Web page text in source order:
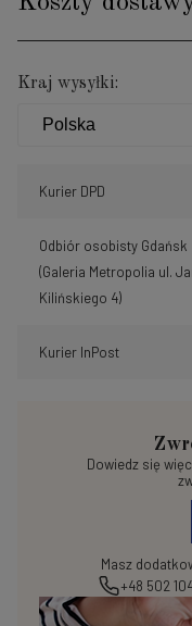
Cena nie zawiera
Kraj wysyłki:
Kurier DPD
Odbiór osobisty Gdańsk
(Galeria Metropolia ul.
Kilińskiego 4)
Kurier InPost
Dowiedz się
Masz
+48 502